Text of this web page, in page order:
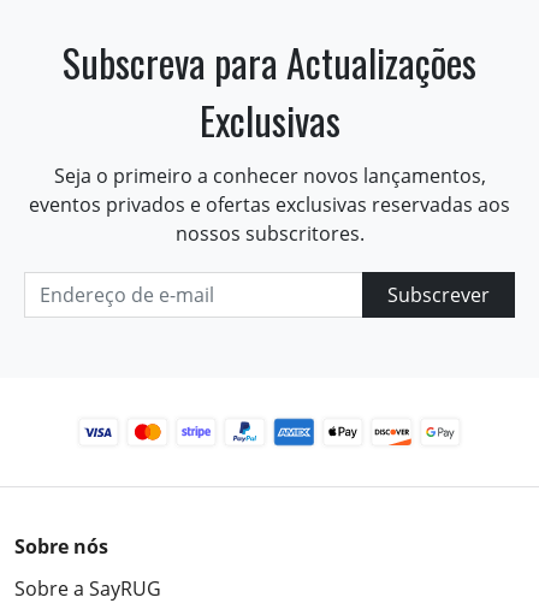
Subscreva para Actualizações
Exclusivas
Seja o primeiro a conhecer novos lançamentos,
eventos privados e ofertas exclusivas reservadas aos
nossos subscritores.
Subscrever
Sobre nós
Sobre a SayRUG